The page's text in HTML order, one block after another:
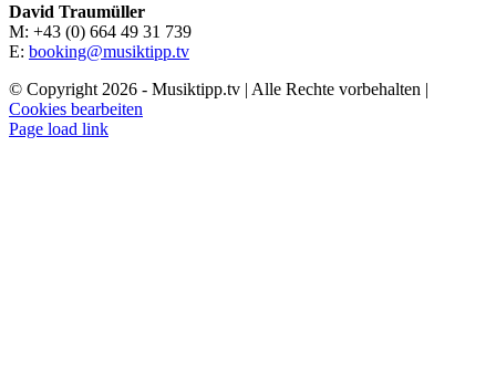
David Traumüller
M: +43 (0) 664 49 31 739
E: booking@musiktipp.tv
© Copyright 2026 - Musiktipp.tv | Alle Rechte vorbehalten |
Cookies bearbeiten
Facebook
Instagram
YouTube
Page load link